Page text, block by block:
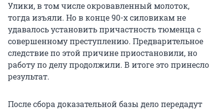
Улики, в том числе окровавленный молоток,
тогда изъяли. Но в конце 90-х силовикам не
удавалось установить причастность тюменца с
совершенному преступлению. Предварительное
следствие по этой причине приостановили, но
работу по делу продолжили. В итоге это принесло
результат.
После сбора доказательной базы дело передадут